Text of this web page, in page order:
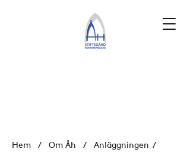
Hem / Om Åh / Anläggningen /